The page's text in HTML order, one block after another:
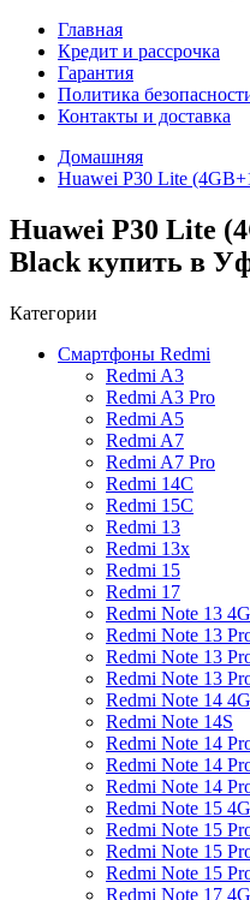
Главная
Кредит и рассрочка
Гарантия
Политика
Контакты и доставка
Домашняя
Huawei P30 Lite
Huawei P30 Lite
Black купить в
Категории
Смартфоны Redmi
Redmi A3
Redmi A3 Pro
Redmi A5
Redmi A7
Redmi A7 Pro
Redmi 14C
Redmi 15C
Redmi 13
Redmi 13x
Redmi 15
Redmi 17
Redmi Note 13 4G
Redmi Note 13
Redmi Note 13
Redmi Note 13
Redmi Note 14 4G
Redmi Note 14S
Redmi Note 14
Redmi Note 14
Redmi Note 14
Redmi Note 15 4G
Redmi Note 15
Redmi Note 15
Redmi Note 15
Redmi Note 17 4G